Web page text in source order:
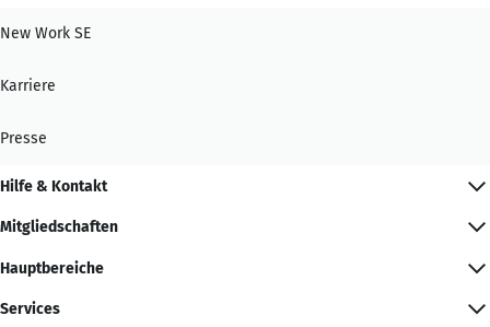
New Work SE
Karriere
Presse
Hilfe & Kontakt
Mitgliedschaften
Hauptbereiche
Services